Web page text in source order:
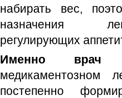
набирать вес,
назначения
регулирующих
Именно врач
медикаментозном
постепенно